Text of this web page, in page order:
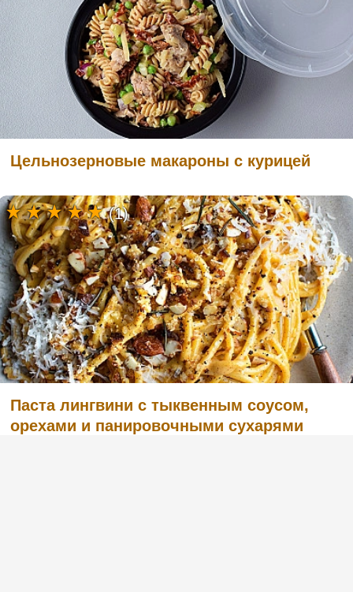
Цельнозерновые макароны с курицей
Паста лингвини с тыквенным соусом,
орехами и панировочными сухарями
(1)